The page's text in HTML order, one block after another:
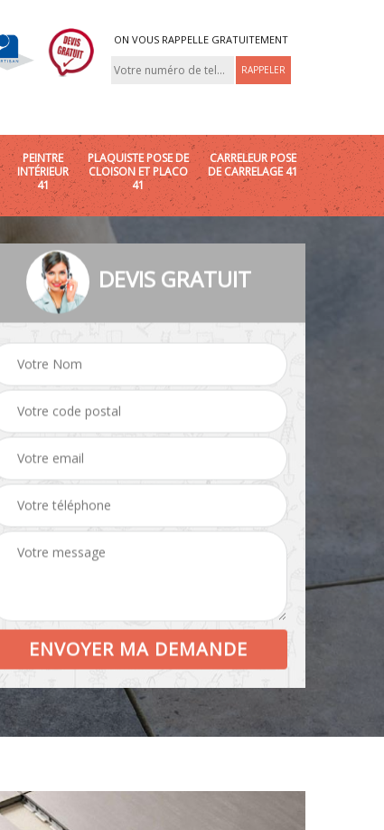
ON VOUS RAPPELLE GRATUITEMENT
PEINTRE
INTÉRIEUR
41
PLAQUISTE POSE DE
CLOISON ET PLACO
41
CARRELEUR POSE
DE CARRELAGE 41
DEVIS GRATUIT